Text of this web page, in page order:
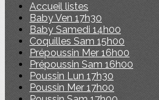
Accueil listes
Baby Ven 17h30
Baby Samedi 14h00
Coquilles Sam 15h00
Prépoussin Mer 16h00
Prépoussin Sam 16h00
Poussin Lun 17h30
Poussin Mer 17h00